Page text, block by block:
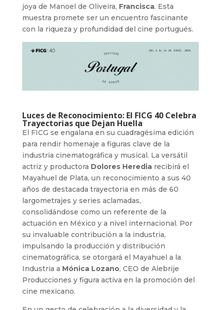
joya de Manoel de Oliveira, Francisca. Esta
muestra promete ser un encuentro fascinante
con la riqueza y profundidad del cine portugués.
Luces de Reconocimiento: El FICG 40 Celebra
Trayectorias que Dejan Huella
El FICG se engalana en su cuadragésima edición
para rendir homenaje a figuras clave de la
industria cinematográfica y musical. La versátil
actriz y productora Dolores Herediarecibirá el
Mayahuel de Plata, un reconocimiento a sus 40
años de destacada trayectoria en más de 60
largometrajes y series aclamadas,
consolidándose como un referente de la
actuación en México y a nivel internacional. Por
su invaluable contribución a la industria,
impulsando la producción y distribución
cinematográfica, se otorgará el Mayahuel a la
Industria a Mónica Lozano, CEO de Alebrije
Producciones y figura activa en la promoción del
cine mexicano.